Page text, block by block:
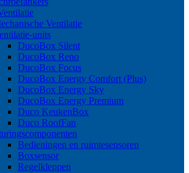
Ventilatie
units
DucoBox Silent
DucoBox Reno
DucoBox Focus
DucoBox Energy Comfort (Plus)
DucoBox Energy Sky
DucoBox Energy Premium
Duco KeukenBox
Duco RoofFan
Bedieningen en ruimtesensoren
Boxsensor
Regelkleppen